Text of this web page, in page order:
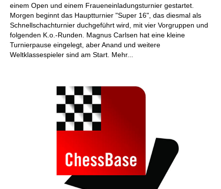
einem Open und einem Fraueneinladungsturnier gestartet.
Morgen beginnt das Hauptturnier "Super 16", das diesmal als
Schnellschachturnier duchgeführt wird, mit vier Vorgruppen und
folgenden K.o.-Runden. Magnus Carlsen hat eine kleine
Turnierpause eingelegt, aber Anand und weitere
Weltklassespieler sind am Start. Mehr...